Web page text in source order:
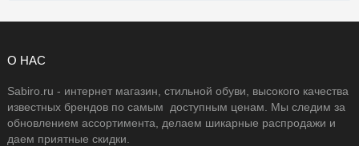
О НАС
Sabiro.ru - интернет магазин, стильной обуви, высокого качества
известных брендов по самым доступным ценам. Мы следим за
обновлением ассортимента, делаем шикарные распродажи и
даем приятные скидки.